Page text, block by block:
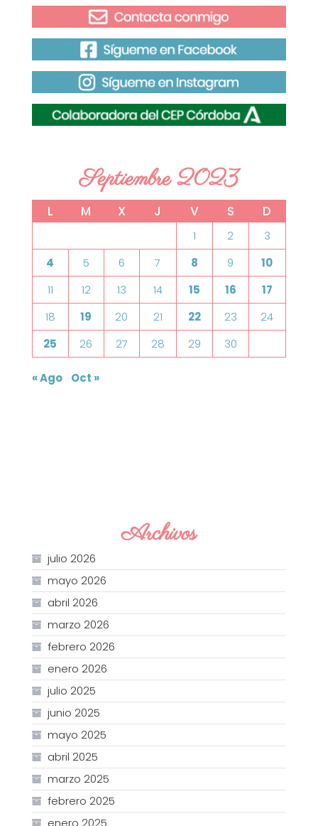
Septiembre 2023
L M X J V S D
1 2
3
4
5 6 7 8 9
10
11
12 13 14 15 16
17
18
19 20 21 22 23
24
25
26 27 28 29 30
« Ago Oct »
Archivos
julio 2026
mayo 2026
abril 2026
marzo 2026
febrero 2026
enero 2026
julio 2025
junio 2025
mayo 2025
abril 2025
marzo 2025
febrero 2025
enero 2025